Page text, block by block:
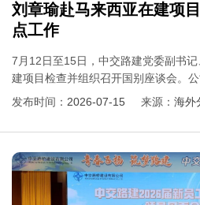
刘章瑜赴马来西亚在建项
点工作
7月12日至15日，中交路建党委副书
建项目检查并组织召开国别座谈会。
加。
发布时间： 2026-07-15 来源： 海外